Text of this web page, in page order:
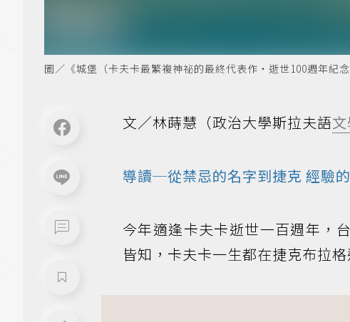
圖／《城堡（卡夫卡最繁複神祕的最終代表作‧逝世100週年紀
文／林蒔慧（政治大學斯拉夫語
導讀─從禁忌的名字到捷克 經驗
今年適逢卡夫卡逝世一百週年，
皆知，卡夫卡一生都在捷克布拉